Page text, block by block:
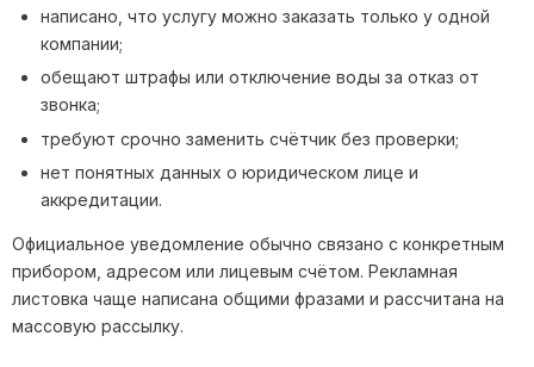
написано, что услугу можно заказать только у одной
компании;
обещают штрафы или отключение воды за отказ от
звонка;
требуют срочно заменить счётчик без проверки;
нет понятных данных о юридическом лице и
аккредитации.
Официальное уведомление обычно связано с конкретным
прибором, адресом или лицевым счётом. Рекламная
листовка чаще написана общими фразами и рассчитана на
массовую рассылку.